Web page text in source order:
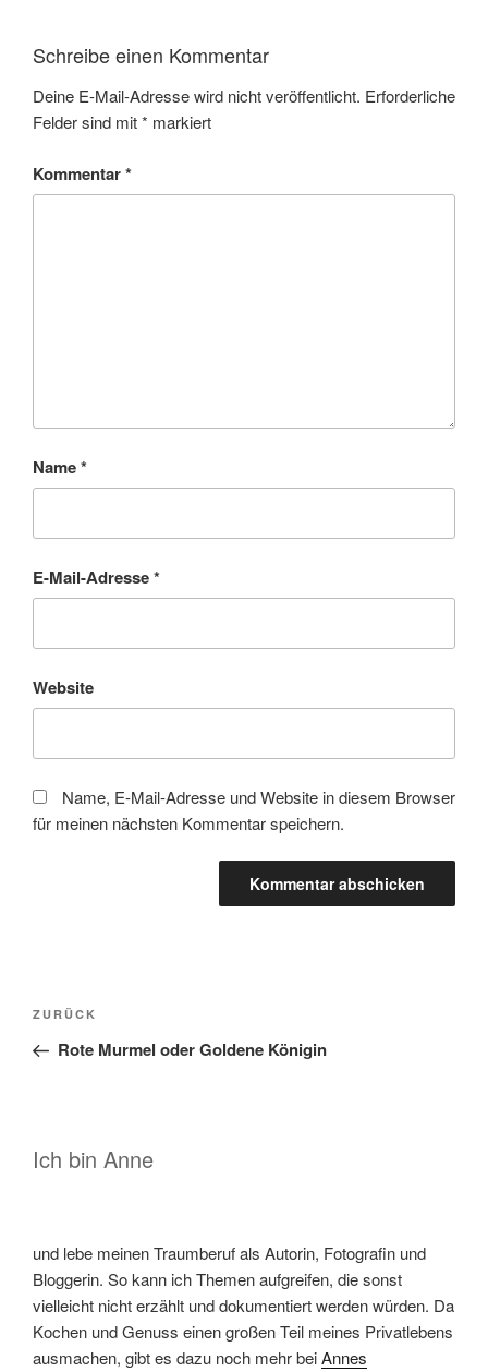
Schreibe einen Kommentar
Deine E-Mail-Adresse wird nicht veröffentlicht. Erforderliche
Felder sind mit* markiert
Kommentar*
Name*
E-Mail-Adresse*
Website
Name, E-Mail-Adresse und Website in diesem Browser
für meinen nächsten Kommentar speichern.
Beitragsnavigation
Vorheriger
Beitrag
ZURÜCK
Rote Murmel oder Goldene Königin
Ich bin Anne
und lebe meinen Traumberuf als Autorin, Fotografin und
Bloggerin. So kann ich Themen aufgreifen, die sonst
vielleicht nicht erzählt und dokumentiert werden würden. Da
Kochen und Genuss einen großen Teil meines Privatlebens
ausmachen, gibt es dazu noch mehr beiAnnes